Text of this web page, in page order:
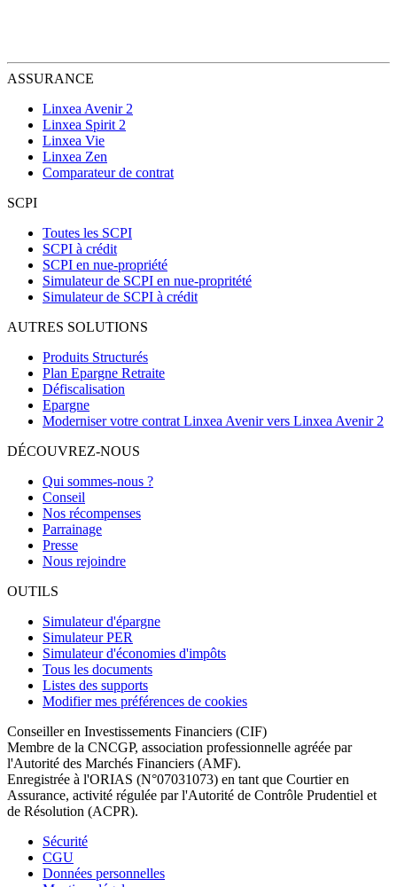
ASSURANCE
Linxea Avenir 2
Linxea Spirit 2
Linxea Vie
Linxea Zen
Comparateur de contrat
SCPI
Toutes les SCPI
SCPI à crédit
SCPI en nue-propriété
Simulateur de SCPI en nue-propritété
Simulateur de SCPI à crédit
AUTRES SOLUTIONS
Produits Structurés
Plan Epargne Retraite
Défiscalisation
Epargne
Moderniser votre contrat Linxea Avenir vers Linxea Avenir 2
DÉCOUVREZ-NOUS
Qui sommes-nous ?
Conseil
Nos récompenses
Parrainage
Presse
Nous rejoindre
OUTILS
Simulateur d'épargne
Simulateur PER
Simulateur d'économies d'impôts
Tous les documents
Listes des supports
Modifier mes préférences de cookies
Conseiller en Investissements Financiers (CIF)
Membre de la CNCGP, association professionnelle agréée par
l'Autorité des Marchés Financiers (AMF).
Enregistrée à l'ORIAS (N°07031073) en tant que Courtier en
Assurance, activité régulée par l'Autorité de Contrôle Prudentiel et
de Résolution (ACPR).
Sécurité
CGU
Données personnelles